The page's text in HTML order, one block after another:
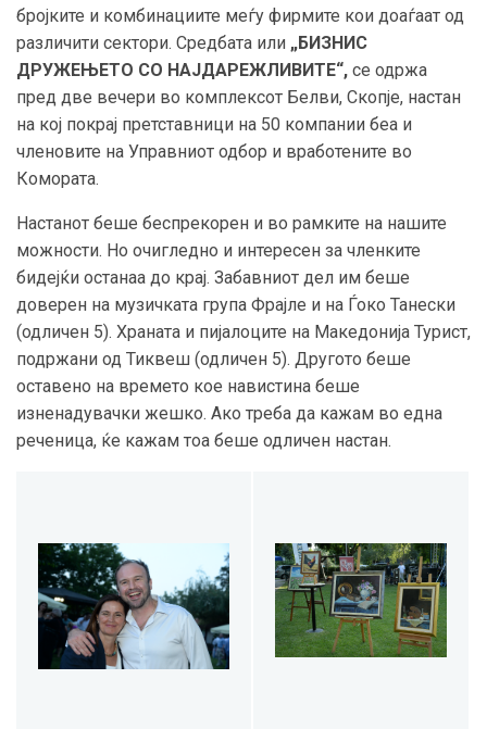
бројките и комбинациите меѓу фирмите кои доаѓаат од
различити сектори. Средбата или „БИЗНИС
ДРУЖЕЊЕТО СО НАЈДАРЕЖЛИВИТЕ“, се одржа
пред две вечери во комплексот Белви, Скопје, настан
на кој покрај претставници на 50 компании беа и
членовите на Управниот одбор и вработените во
Комората.
Настанот беше беспрекорен и во рамките на нашите
можности. Но очигледно и интересен за членките
бидејќи останаа до крај. Забавниот дел им беше
доверен на музичката група Фрајле и на Ѓоко Танески
(одличен 5). Храната и пијалоците на Македонија Турист,
подржани од Тиквеш (одличен 5). Другото беше
оставено на времето кое навистина беше
изненадувачки жешко. Ако треба да кажам во една
реченица, ќе кажам тоа беше одличен настан.